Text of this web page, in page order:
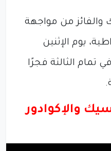
والفائز من مواجهة
يوم الإثنين
6 يوليو في تمام الثالثة فجرًا
والإكوادور